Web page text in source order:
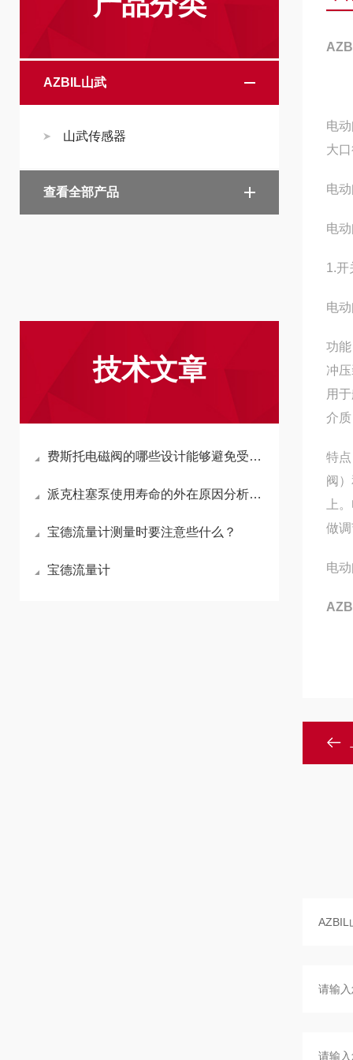
AZBIL山武
山武传感器
查看全部产品
技术文章
费斯托电磁阀的哪些设计能够避免受到压力的侵害
派克柱塞泵使用寿命的外在原因分析及预防措施
宝德流量计测量时要注意些什么？
宝德流量计
电
大
电
电
1.开
电
功
冲
用
介
特
阀
上
做
电